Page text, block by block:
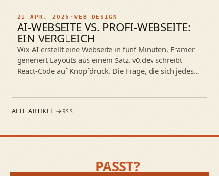
21 APR. 2026 · WEB DESIGN
AI-WEBSEITE VS. PROFI-WEBSEITE:
EIN VERGLEICH
Wix AI erstellt eine Webseite in fünf Minuten. Framer
generiert Layouts aus einem Satz. v0.dev schreibt
React-Code auf Knopfdruck. Die Frage, die sich jedes
ALLE ARTIKEL → RSS
PASST?